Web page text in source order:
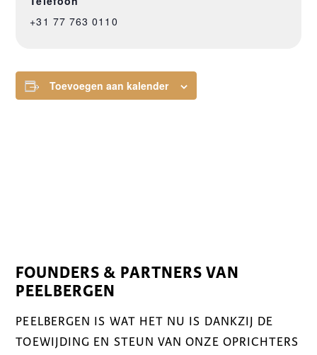
+31 77 763 0110
Toevoegen aan kalender
FOUNDERS & PARTNERS VAN
PEELBERGEN
PEELBERGEN IS WAT HET NU IS DANKZIJ DE
TOEWIJDING EN STEUN VAN ONZE OPRICHTERS